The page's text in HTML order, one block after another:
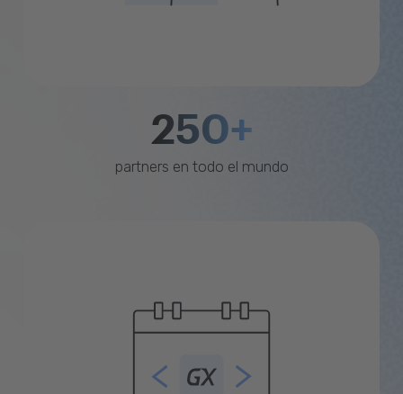
250+
partners en todo el mundo